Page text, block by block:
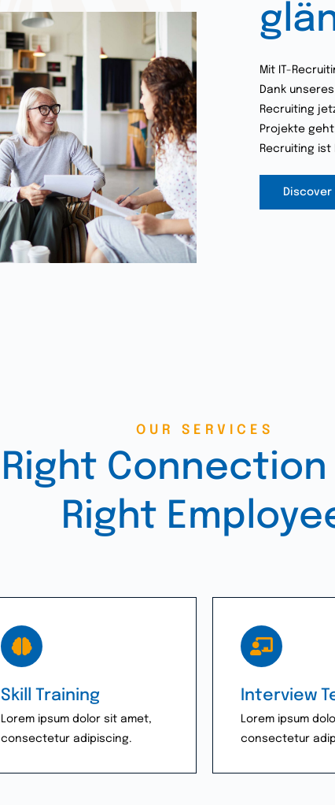
Mit IT-
Dank
Recruiting
Projekte
Recruiting
Discover
OUR SERVICES
Right Connection
Right
Skill Training
Lorem ipsum dolor sit amet,
consectetur adipiscing.
Interview
Lorem ipsum
consectetur